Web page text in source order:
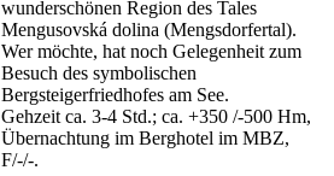
wunderschönen Region des Tales
Mengusovská dolina (Mengsdorfertal).
Wer möchte, hat noch Gelegenheit zum
Besuch des symbolischen
Bergsteigerfriedhofes am See.
Gehzeit ca. 3-4 Std.; ca. +350 /-500 Hm,
Übernachtung im Berghotel im MBZ,
F/-/-.